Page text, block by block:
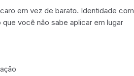
em vez de barato. Identidade com
você não sabe aplicar em lugar